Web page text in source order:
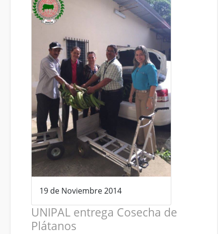
19 de Noviembre 2014
UNIPAL entrega Cosecha de
Plátanos